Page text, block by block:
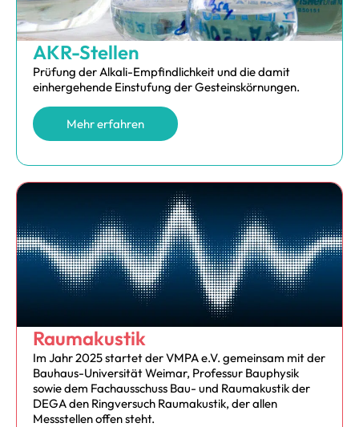
AKR-Stellen
Prüfung der Alkali-Empfindlichkeit und die damit
einhergehende Einstufung der Gesteinskörnungen.
Mehr erfahren
Raumakustik
Im Jahr 2025 startet der VMPA e.V. gemeinsam mit der
Bauhaus-Universität Weimar, Professur Bauphysik
sowie dem Fachausschuss Bau- und Raumakustik der
DEGA den Ringversuch Raumakustik, der allen
Messstellen offen steht.